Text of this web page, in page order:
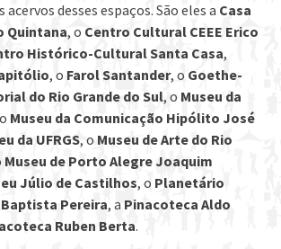
desses espaços. São eles a Casa
Quintana, o Centro Cultural CEEE Erico
Histórico-Cultural Santa Casa,
, o Farol Santander, o Goethe-
do Rio Grande do Sul, o Museu da
Museu da Comunicação Hipólito José
da UFRGS, o Museu de Arte do Rio
Museu de Porto Alegre Joaquim
Júlio de Castilhos, o Planetário
Pereira, a Pinacoteca Aldo
Ruben Berta.